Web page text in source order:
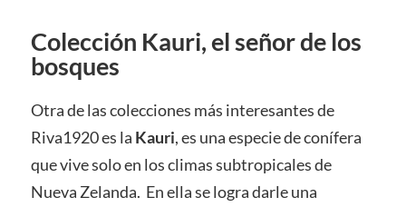
Colección Kauri, el señor de los
bosques
Otra de las colecciones más interesantes de
Riva1920 es la Kauri, es una especie de conífera
que vive solo en los climas subtropicales de
Nueva Zelanda. En ella se logra darle una